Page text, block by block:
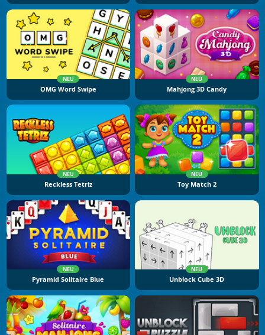
NEU
OMG Word Swipe
NEU
Mahjong 3D Candy
NEU
Reckless Tetriz
NEU
Toy Match 2
NEU
Pyramid Solitaire Blue
NEU
Unblock Cube 3D